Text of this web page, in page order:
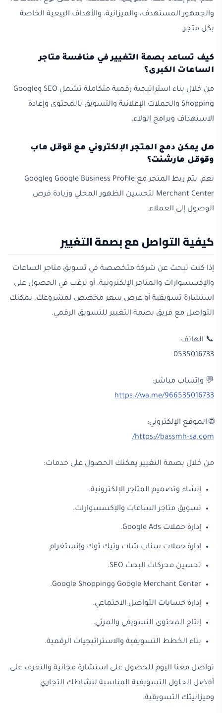
والجمهور المستهدف، والميزانية، والأهداف البيعية الخاصة
بكل متجر.
كيف تساعد بصمة التغيير في منافسة متاجر
الساعات الكبرى؟
من خلال بناء استراتيجية رقمية متكاملة تشمل SEO وGoogle
Shopping والحملات الإعلانية والتسويق بالمحتوى وإعادة
الاستهداف وبرامج الولاء.
هل يمكن دمج المتجر الإلكتروني مع قوقل ماب
وقوقل مارشنت؟
نعم، يتم ربط المتجر مع Google Business Profile وGoogle
Merchant Center لتحسين الظهور المحلي وزيادة فرص
الوصول إلى العملاء.
كيفية التواصل مع بصمة التغيير
إذا كنت تبحث عن شركة متخصصة في تسويق متاجر الساعات
والإكسسوارات والمتاجر الإلكترونية، أو ترغب في الحصول على
استشارة تسويقية أو عرض سعر مخصص لمشروعك، يمكنك
التواصل مع فريق بصمة التغيير للتسويق الرقمي.
📞 الهاتف:
0535016733
💬 واتساب مباشر:
https://wa.me/966535016733
🌐 الموقع الإلكتروني:
https://bassmh-sa.com/
من خلال بصمة التغيير يمكنك الحصول على خدمات:
إنشاء وتصميم المتاجر الإلكترونية.
تسويق متاجر الساعات والإكسسوارات.
إدارة حملات Google Ads.
إدارة حملات سناب شات وتيك توك وإنستغرام.
تحسين محركات البحث SEO.
Google Merchant Center وGoogle Shopping.
إدارة حسابات التواصل الاجتماعي.
إنتاج المحتوى التسويقي والمرئي.
بناء الخطط التسويقية والاستراتيجيات الرقمية.
تواصل معنا اليوم للحصول على استشارة مجانية والتعرف على
أفضل الحلول التسويقية المناسبة لنشاطك التجاري
وميزانيتك التسويقية.